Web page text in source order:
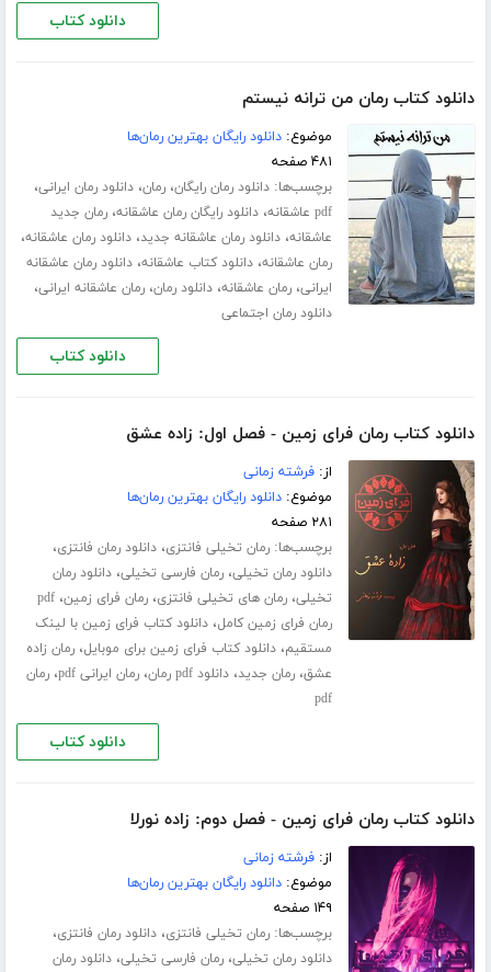
دانلود کتاب
دانلود کتاب رمان من ترانه نیستم
موضوع:دانلود رایگان بهترین رمان‌ها
۴۸۱ صفحه
برچسب‌ها:دانلود رمان رایگان،رمان،دانلود رمان ایرانی،
pdf عاشقانه ،دانلود رایگان رمان عاشقانه،رمان جدید
عاشقانه،دانلود رمان عاشقانه جدید،دانلود رمان عاشقانه،
رمان عاشقانه،دانلود کتاب عاشقانه،دانلود رمان عاشقانه
ایرانی،رمان عاشقانه،دانلود رمان،رمان عاشقانه ایرانی،
دانلود رمان اجتماعی
دانلود کتاب
دانلود کتاب رمان فرای زمین - فصل اول: زاده عشق
از:فرشته زمانی
موضوع:دانلود رایگان بهترین رمان‌ها
۲۸۱ صفحه
برچسب‌ها:رمان تخیلی فانتزی،دانلود رمان فانتزی،
دانلود رمان تخیلی،رمان فارسی تخیلی،دانلود رمان
تخیلی،رمان های تخیلی فانتزی،رمان فرای زمین،pdf
رمان فرای زمین کامل،دانلود کتاب فرای زمین با لینک
مستقیم،دانلود کتاب فرای زمین برای موبایل،رمان زاده
عشق،رمان جدید،دانلود pdf رمان ،رمان ایرانی pdf ،رمان
pdf
دانلود کتاب
دانلود کتاب رمان فرای زمین - فصل دوم: زاده نورلا
از:فرشته زمانی
موضوع:دانلود رایگان بهترین رمان‌ها
۱۴۹ صفحه
برچسب‌ها:رمان تخیلی فانتزی،دانلود رمان فانتزی،
دانلود رمان تخیلی،رمان فارسی تخیلی،دانلود رمان